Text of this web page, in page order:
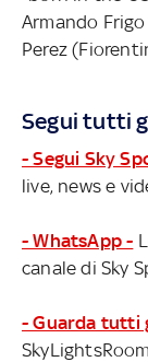
Armando
Perez
Segui tutti
- Segui Sky
live, news e
- WhatsApp -
canale di Sky
- Guarda tutti
SkyLightsRoom